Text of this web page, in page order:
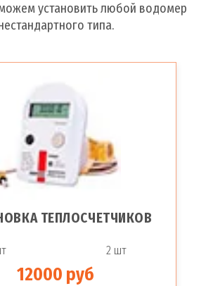
установить любой водомер
типа.
ТЕПЛОСЧЕТЧИКОВ
2 шт
12000 руб